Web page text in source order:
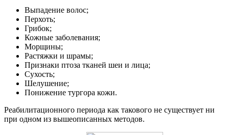
Выпадение волос;
Перхоть;
Грибок;
Кожные заболевания;
Морщины;
Растяжки и шрамы;
Признаки птоза тканей шеи и лица;
Сухость;
Шелушение;
Понижение тургора кожи.
Реабилитационного периода как такового не существует ни
при одном из вышеописанных методов.